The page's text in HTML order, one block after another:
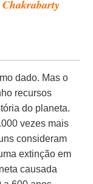
dado. Mas o
recursos
do planeta.
vezes mais
consideram
extinção em
causada